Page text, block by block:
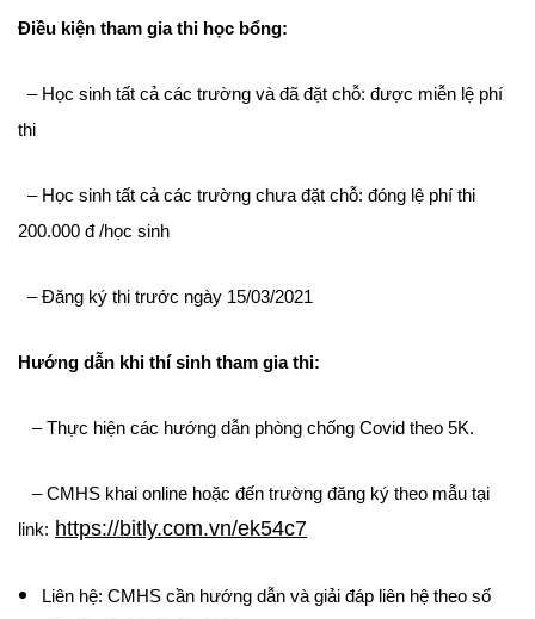
Điều kiện tham gia thi học bổng:
– Học sinh tất cả các trường và đã đặt chỗ: được miễn lệ phí
thi
– Học sinh tất cả các trường chưa đặt chỗ: đóng lệ phí thi
200.000 đ /học sinh
– Đăng ký thi trước ngày 15/03/2021
Hướng dẫn khi thí sinh tham gia thi:
– Thực hiện các hướng dẫn phòng chống Covid theo 5K.
– CMHS khai online hoặc đến trường đăng ký theo mẫu tại
link: https://bitly.com.vn/ek54c7
Liên hệ: CMHS cần hướng dẫn và giải đáp liên hệ theo số